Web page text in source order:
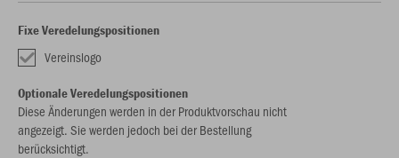
Fixe Veredelungspositionen
Vereinslogo
Optionale Veredelungspositionen
Diese Änderungen werden in der Produktvorschau nicht
angezeigt. Sie werden jedoch bei der Bestellung
berücksichtigt.